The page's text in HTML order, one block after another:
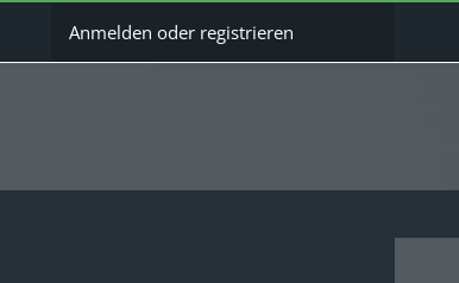
Anmelden oder registrieren